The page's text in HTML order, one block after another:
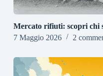
Mercato rifiuti: scopri chi
7 Maggio 2026
2